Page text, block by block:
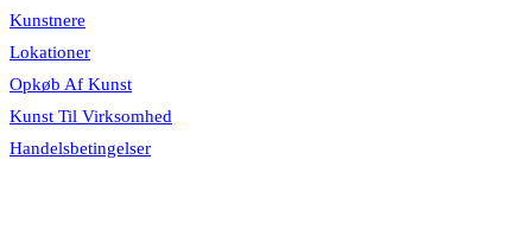
Kunstnere
Lokationer
Opkøb Af Kunst
Kunst Til Virksomhed
Handelsbetingelser